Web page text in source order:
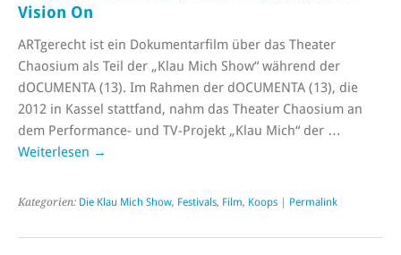
Vision On
ARTgerecht ist ein Dokumentarfilm über das Theater
Chaosium als Teil der „Klau Mich Show“ während der
dOCUMENTA (13). Im Rahmen der dOCUMENTA (13), die
2012 in Kassel stattfand, nahm das Theater Chaosium an
dem Performance- und TV-Projekt „Klau Mich“ der …
Weiterlesen →
Kategorien: Die Klau Mich Show, Festivals, Film, Koops | Permalink